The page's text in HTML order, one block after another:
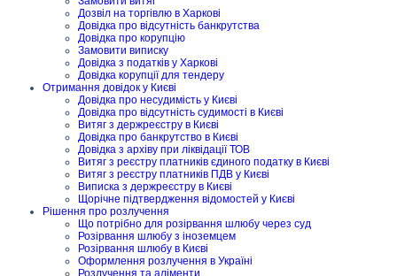
Дозвіл на торгівлю в Харкові
Довідка про відсутність банкрутства
Довідка про корупцію
Замовити виписку
Довідка з податків у Харкові
Довідка корупції для тендеру
Отримання довідок у Києві
Довідка про несудимість у Києві
Довідка про відсутність судимості в Києві
Витяг з держреєстру в Києві
Довідка про банкрутство в Києві
Довідка з архіву при ліквідації ТОВ
Витяг з реєстру платників єдиного податку в Києві
Витяг з реєстру платників ПДВ у Києві
Виписка з держреєстру в Києві
Щорічне підтвердження відомостей у Києві
Рішення про розлучення
Що потрібно для розірвання шлюбу через суд
Розірвання шлюбу з іноземцем
Розірвання шлюбу в Києві
Оформлення розлучення в Україні
Розлучення та аліменти